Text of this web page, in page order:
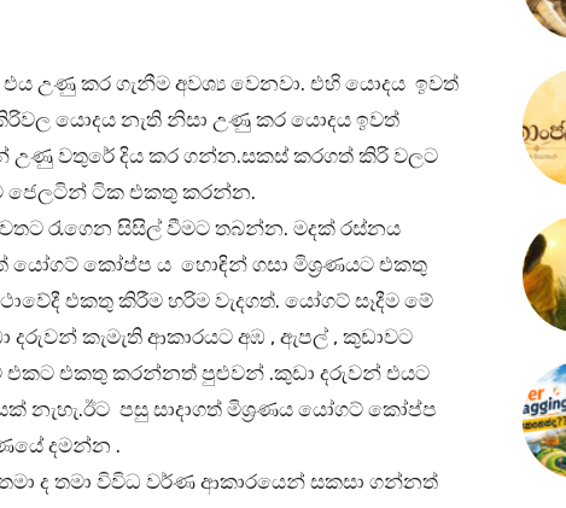
උණු කර ගැනීම අවශ්‍ය වෙනවා. එහි යොදය ඉවත්
යොදය නැති නිසා උණු කර යොදය ඉවත්
උණු වතුරේ දිය කර ගන්න.සකස් කරගත් කිරි වලට
ජෙලටින් ටික එකතු කරන්න.
රැගෙන සිසිල් වීමට තබන්න. මදක් රස්නය
යෝගට් කෝප්ප ය හොඳින් ගසා මිශ්‍රණයට එකතු
එකතු කිරීම හරිම වැදගත්. යෝගට් සෑදීම මේ
කැමැති ආකාරයට අඹ , ඇපල් , කුඩාවට
එකතු කරන්නත් පුළුවන් .කුඩා දරුවන් එයට
නැහැ.ඊට පසු සාදාගත් මිශ්‍රණය යෝගට් කෝප්ප
දමන්න .
ද තමා විවිධ වර්ණ ආකාරයෙන් සකසා ගන්නත්